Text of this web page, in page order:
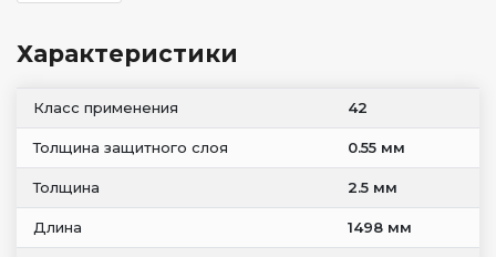
Характеристики
Класс применения 42
Толщина защитного слоя 0.55 мм
Толщина 2.5 мм
Длина 1498 мм